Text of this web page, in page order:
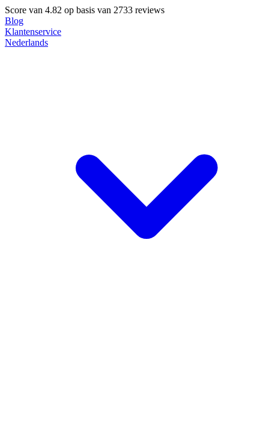
Score van 4.82 op basis van 2733 reviews
Blog
Klantenservice
Nederlands